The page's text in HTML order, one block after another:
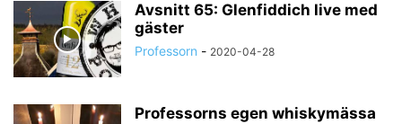
Avsnitt 65: Glenfiddich live med
gäster
Professorn - 2020-04-28
Professorns egen whiskymässa